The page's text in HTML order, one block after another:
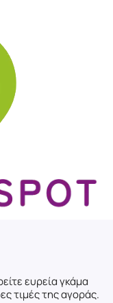
ευρεία γκάμα
τιμές της αγοράς.